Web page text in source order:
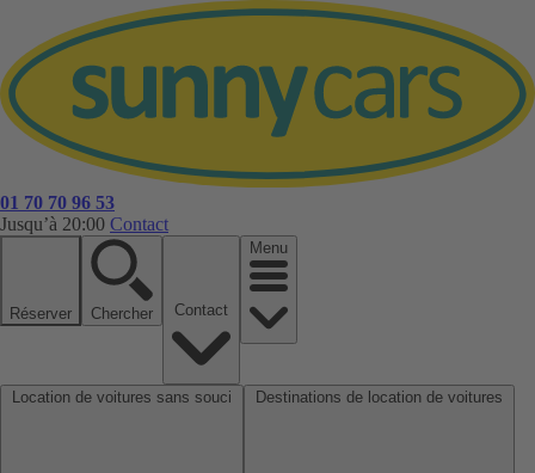
01 70 70 96 53
Jusqu’à 20:00 Contact
Réserver Chercher
Menu